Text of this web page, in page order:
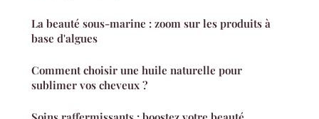
La beauté sous-marine : zoom sur les produits à
base d'algues
Comment choisir une huile naturelle pour
sublimer vos cheveux ?